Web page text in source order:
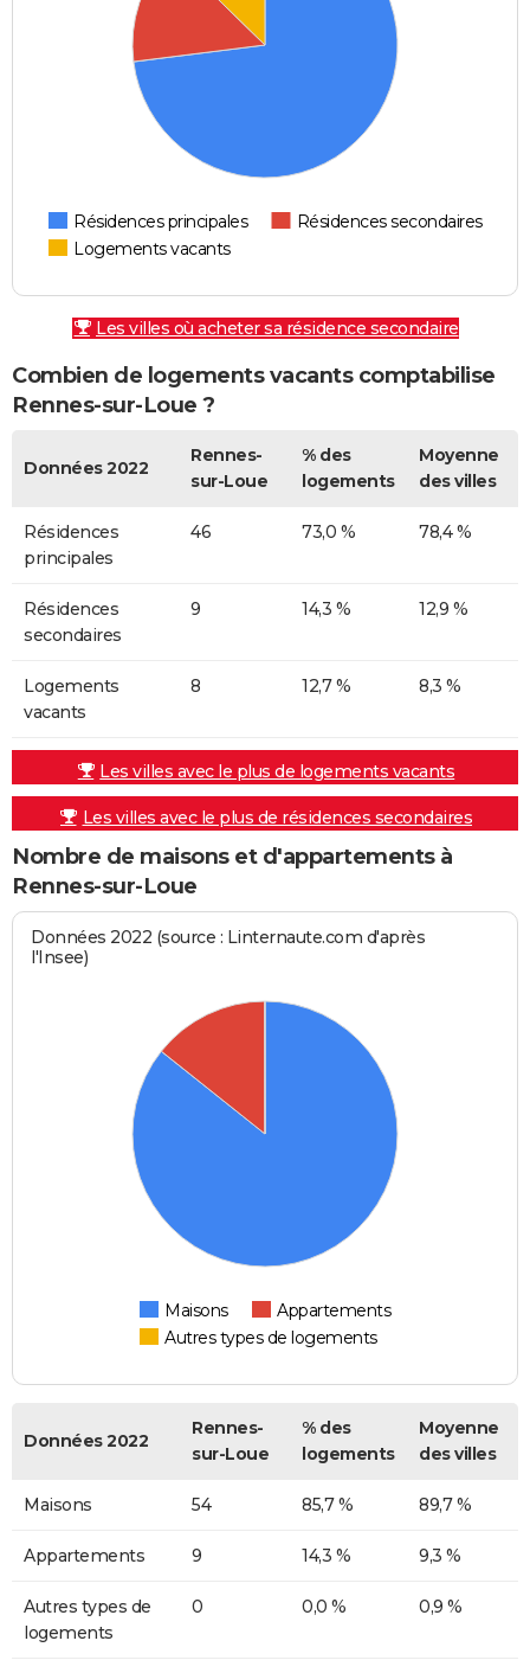
Résidences principales
Résidences secondaires
Logements vacants
Les villes où acheter sa résidence secondaire
Combien de logements vacants comptabilise
Rennes-sur-Loue ?
Données 2022
Rennes-
sur-Loue
% des
logements
Moyenne
des villes
Résidences
principales
46 73,0 % 78,4 %
Résidences
secondaires
9 14,3 % 12,9 %
Logements
vacants
8 12,7 % 8,3 %
Les villes avec le plus de logements vacants
Les villes avec le plus de résidences secondaires
Nombre de maisons et d'appartements à
Rennes-sur-Loue
Données 2022 (source : Linternaute.com d'après
l'Insee)
Maisons
Appartements
Autres types de logements
Données 2022
Rennes-
sur-Loue
% des
logements
Moyenne
des villes
Maisons 54 85,7 % 89,7 %
Appartements 9 14,3 % 9,3 %
Autres types de
logements
0 0,0 % 0,9 %